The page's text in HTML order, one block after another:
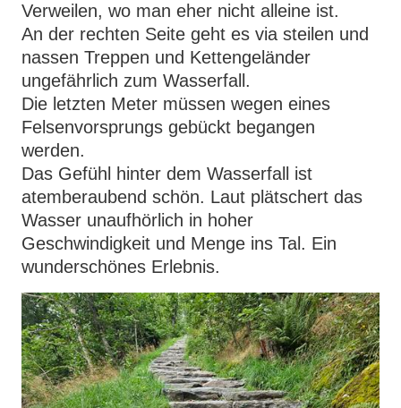
Verweilen, wo man eher nicht alleine ist.
An der rechten Seite geht es via steilen und
nassen Treppen und Kettengeländer
ungefährlich zum Wasserfall.
Die letzten Meter müssen wegen eines
Felsenvorsprungs gebückt begangen
werden.
Das Gefühl hinter dem Wasserfall ist
atemberaubend schön. Laut plätschert das
Wasser unaufhörlich in hoher
Geschwindigkeit und Menge ins Tal. Ein
wunderschönes Erlebnis.